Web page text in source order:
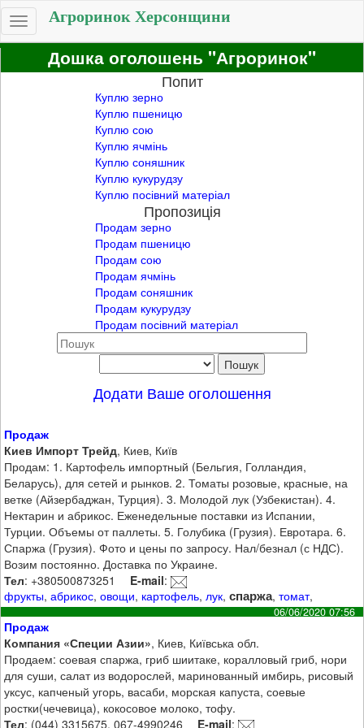
Toggle
navigation
Агроринок Херсонщини
Дошка оголошень "Агроринок"
Попит
Куплю зерно
Куплю пшеницю
Куплю сою
Куплю ячмінь
Куплю соняшник
Куплю кукурудзу
Куплю посівний матеріал
Пропозиція
Продам зерно
Продам пшеницю
Продам сою
Продам ячмінь
Продам соняшник
Продам кукурудзу
Продам посівний матеріал
Додати Ваше оголошення
Продаж
Киев Импорт Трейд, Киев, Київ
Продам: 1. Картофель импортный (Бельгия, Голландия,
Беларусь), для сетей и рынков. 2. Томаты розовые, красные, на
ветке (Айзербаджан, Турция). 3. Молодой лук (Узбекистан). 4.
Нектарин и абрикос. Еженедельные поставки из Испании,
Турции. Объемы от паллеты. 5. Голубика (Грузия). Евротара. 6.
Спаржа (Грузия). Фото и цены по запросу. Нал/безнал (с НДС).
Возим постоянно. Доставка по Украине.
Тел: +380500873251 E-mail:
фрукты,абрикос,овощи, картофель, лук,спаржа,томат,
06/06/2020 07:56
Продаж
Компания «Специи Азии», Киев, Київська обл.
Продаем: соевая спаржа, гриб шиитаке, коралловый гриб, нори
для суши, салат из водорослей, маринованный имбирь, рисовый
уксус, капченый угорь, васаби, морская капуста, соевые
ростки(чечевица), кокосовое молоко, тофу.
Тел: (044) 3315675, 067-4990246 E-mail: